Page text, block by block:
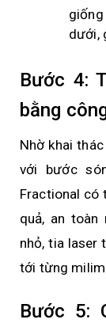
dưới,
Bước 4:
bằng
Nhờ khai
với bước
Fractional có
quả, an toàn
nhỏ, tia laser
tới từng
Bước 5: